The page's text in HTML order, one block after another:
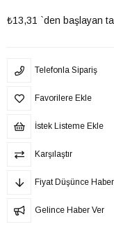
₺13,31 `den başlayan
Telefonla Sipariş
Favorilere Ekle
İstek Listeme Ekle
Karşılaştır
Fiyat Düşünce
Gelince Haber Ver